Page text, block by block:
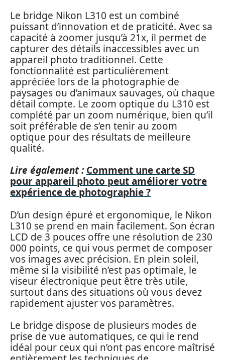
Le bridge Nikon L310 est un combiné
puissant d’innovation et de praticité. Avec sa
capacité à zoomer jusqu’à 21x, il permet de
capturer des détails inaccessibles avec un
appareil photo traditionnel. Cette
fonctionnalité est particulièrement
appréciée lors de la photographie de
paysages ou d’animaux sauvages, où chaque
détail compte. Le zoom optique du L310 est
complété par un zoom numérique, bien qu’il
soit préférable de s’en tenir au zoom
optique pour des résultats de meilleure
qualité.
Lire également : Comment une carte SD
pour appareil photo peut améliorer votre
expérience de photographie ?
D’un design épuré et ergonomique, le Nikon
L310 se prend en main facilement. Son écran
LCD de 3 pouces offre une résolution de 230
000 points, ce qui vous permet de composer
vos images avec précision. En plein soleil,
même si la visibilité n’est pas optimale, le
viseur électronique peut être très utile,
surtout dans des situations où vous devez
rapidement ajuster vos paramètres.
Le bridge dispose de plusieurs modes de
prise de vue automatiques, ce qui le rend
idéal pour ceux qui n’ont pas encore maîtrisé